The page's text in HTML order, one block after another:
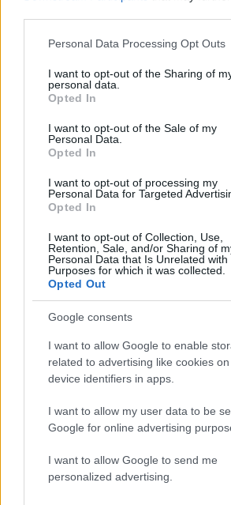
Please note that this website/app uses
not limited to your visit or usage
grant or deny consent to Google and its
use your data for below specified
consent section.
Personal Data Processing Opt Outs
I want to opt-out of the Sharing of
personal data.
Opted In
I want to opt-out of the Sale of my
Personal Data.
Opted In
I want to opt-out of processing my
Personal Data for Targeted
Opted In
I want to opt-out of Collection, Use,
Retention, Sale, and/or Sharing of
Personal Data that Is Unrelated with
Purposes for which it was collected.
Opted Out
Google consents
I want to allow Google to enable
related to advertising like cookies
device identifiers in apps.
I want to allow my user data to be
Google for online advertising
I want to allow Google to send me
personalized advertising.
Követem
HÍRADÓ #
GÁZOLÁS SZAKÉRTŐI VÉLEMÉNY
HALÁLOS BALESET
Népszerű